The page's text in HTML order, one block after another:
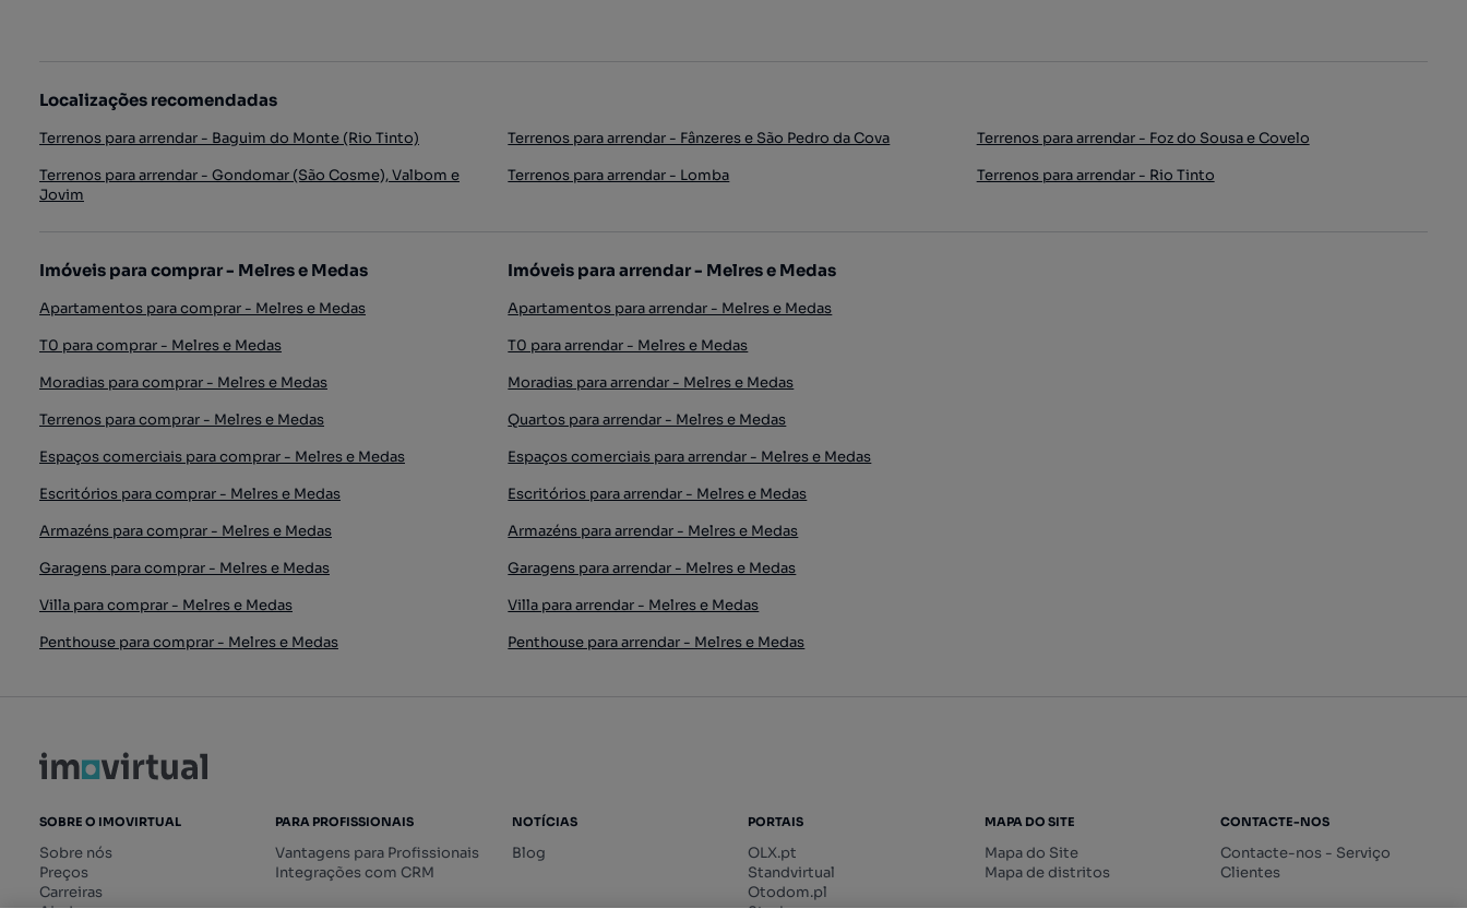
Localizações recomendadas
Terrenos para arrendar - Baguim do Monte (Rio Tinto) Terrenos para arrendar - Fânzeres e São Pedro da Cova
Terrenos para arrendar - Foz do Sousa e Covelo
Terrenos para arrendar - Gondomar (São Cosme), Valbom e
Jovim
Terrenos para arrendar - Lomba Terrenos para arrendar - Rio Tinto
Imóveis para comprar - Melres e Medas
Apartamentos para comprar - Melres e Medas
T0 para comprar - Melres e Medas
Moradias para comprar - Melres e Medas
Terrenos para comprar - Melres e Medas
Espaços comerciais para comprar - Melres e Medas
Escritórios para comprar - Melres e Medas
Armazéns para comprar - Melres e Medas
Garagens para comprar - Melres e Medas
Villa para comprar - Melres e Medas
Penthouse para comprar - Melres e Medas
Imóveis para arrendar - Melres e Medas
Apartamentos para arrendar - Melres e Medas
T0 para arrendar - Melres e Medas
Moradias para arrendar - Melres e Medas
Quartos para arrendar - Melres e Medas
Espaços comerciais para arrendar - Melres e Medas
Escritórios para arrendar - Melres e Medas
Armazéns para arrendar - Melres e Medas
Garagens para arrendar - Melres e Medas
Villa para arrendar - Melres e Medas
Penthouse para arrendar - Melres e Medas
SOBRE O IMOVIRTUAL
Sobre nós
Preços
Carreiras
PARA PROFISSIONAIS
Vantagens para Profissionais
Integrações com CRM
NOTÍCIAS
Blog
PORTAIS
OLX.pt
Standvirtual
Otodom.pl
MAPA DO SITE
Mapa do Site
Mapa de distritos
CONTACTE-NOS
Contacte-nos - Serviço
Clientes